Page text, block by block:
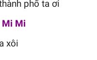
phố ta ơi
Mi Mi
xôi